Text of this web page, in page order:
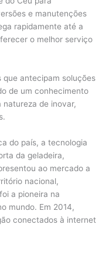
e manutenções
rapidamente até a
o melhor serviço
que antecipam soluções
de um conhecimento
natureza de inovar,
do país, a tecnologia
da geladeira,
ao mercado a
nacional,
a pioneira na
mundo. Em 2014,
conectados à internet